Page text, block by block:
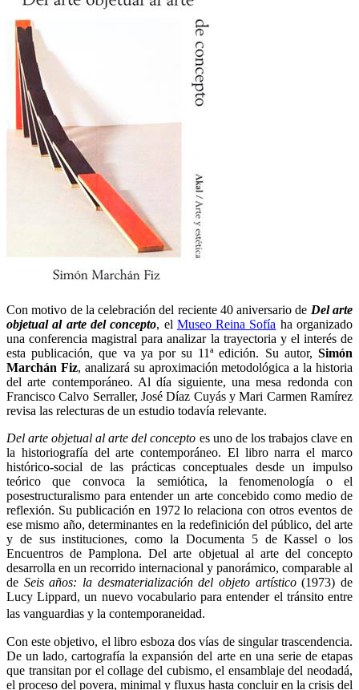
Con motivo de la celebración del reciente 40 aniversario de Del arte
objetual al arte del concepto, el Museo Reina Sofía ha organizado
una conferencia magistral para analizar la trayectoria y el interés de
esta publicación, que va ya por su 11ª edición. Su autor, Simón
Marchán Fiz, analizará su aproximación metodológica a la historia
del arte contemporáneo. Al día siguiente, una mesa redonda con
Francisco Calvo Serraller, José Díaz Cuyás y Mari Carmen Ramírez
revisa las relecturas de un estudio todavía relevante.
Del arte objetual al arte del concepto es uno de los trabajos clave en
la historiografía del arte contemporáneo. El libro narra el marco
histórico-social de las prácticas conceptuales desde un impulso
teórico que convoca la semiótica, la fenomenología o el
posestructuralismo para entender un arte concebido como medio de
reflexión. Su publicación en 1972 lo relaciona con otros eventos de
ese mismo año, determinantes en la redefinición del público, del arte
y de sus instituciones, como la Documenta 5 de Kassel o los
Encuentros de Pamplona. Del arte objetual al arte del concepto
desarrolla en un recorrido internacional y panorámico, comparable al
de Seis años: la desmaterialización del objeto artístico(1973) de
Lucy Lippard, un nuevo vocabulario para entender el tránsito entre
las vanguardias y la contemporaneidad.
Con este objetivo, el libro esboza dos vías de singular trascendencia.
De un lado, cartografía la expansión del arte en una serie de etapas
que transitan por el collage del cubismo, el ensamblaje del neodadá,
el proceso del povera, minimal y fluxus hasta concluir en la crisis del